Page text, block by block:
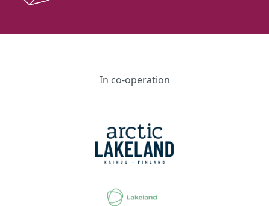
In co-operation